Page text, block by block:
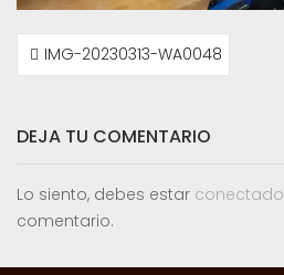
NAVEGACIÓN
DEIMG-20230313-WA0048
DEJA TU COMENTARIO
Lo siento, debes estar conectado
comentario.